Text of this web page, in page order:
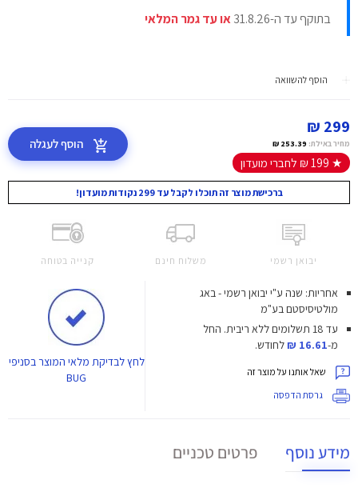
בתוקף עד ה-31.8.26
או עד גמר המלאי
הוסף להשוואה
299 ₪
מחיר באילת: 253.39 ₪
★ 199 ₪ לחברי מועדון
הוסף לעגלה
ברכישת מוצר זה תוכלו לקבל עד 299 נקודות מועדון!
יבואן רשמי משלוח חינם קנייה בטוחה
אחריות: שנה ע"י יבואן רשמי - באג
מולטיסיסטם בע"מ
עד 18 תשלומים ללא ריבית.
החל
מ-16.61 ₪ לחודש.
שאל אותנו על מוצר זה
גרסת הדפסה
לחץלבדיקת מלאי המוצר בסניפי
BUG
מידע נוסף פרטים טכניים